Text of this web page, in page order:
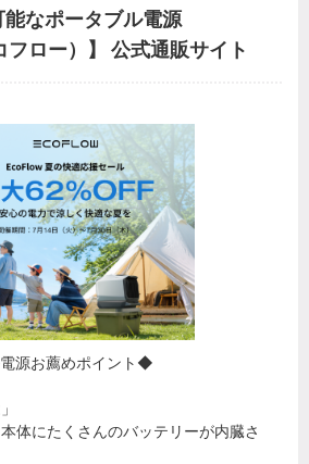
なポータブル電源
フロー）】 公式通販サイト
源お薦めポイント◆
体にたくさんのバッテリーが内臓さ